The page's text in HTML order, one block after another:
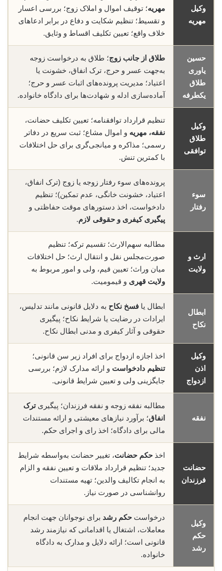
وکیل
مهریه
مهریه؛ توقیف اموال و املاک زوج؛ بررسی اعسار
و تقسیط؛ تنظیم شکایت و دفاع در برابر ادعاهای
خلاف واقع؛ تعیین تکلیف اقساط و وثایق.
حسین
یاوری
طلاق
یکطرفه
طلاق از جانب زوج؛ طلاق به درخواست زوجه
به‌جهت عسر و حرج، ترک انفاق، خشونت یا
اعتیاد؛ مدیریت پرونده‌های اثبات عسر و حرج؛
آماده‌سازی ادله و شهادت‌ها برای دادگاه خانواده.
وکیل
طلاق
توافقی
تنظیم قرارداد توافقنامه؛ تعیین تکلیف حضانت،
نفقه، مهریه و اموال مشاع؛ ثبت سریع در دفاتر
رسمی؛ مذاکره و میانجی‌گری برای حل اختلافات
با کمترین تنش.
سوء
رفتار
پرونده‌های سوء رفتار زوجه یا زوج (ترک انفاق،
اعتیاد، خشونت خانگی، عدم تمکین)؛ تنظیم
دادخواست، اخذ دستورهای موقت حفاظتی و
پیگیری کیفری و حقوقی لازم.
ارث و
ولایت
مطالبه سهم‌الارث؛ تقسیم ترکه؛ تنظیم
صورت‌مجلس نقل و انتقال ارث؛ حل اختلافات
میان وراث؛ تعیین قیم، ولی و امور مربوط به
ولایت قهری و قیمومیت.
ابطال
نکاح
ابطال یا فسخ نکاح به دلایل قانونی مانند تدلیس،
ایرادات در رضایت یا شرایط نکاح؛ پیگیری
حقوقی و آثار کیفری و مدنی ابطال نکاح.
وکیل
اذن
ازدواج
اخذ اجازه ازدواج برای افراد زیر سن قانونی؛
تنظیم دادخواست و ارائه مدارک لازم؛ بررسی
جایگزینی ولی و تعیین شرایط قانونی.
نفقه
مطالبه نفقه زوجه و نفقه فرزندان؛ پیگیریترک
انفاق؛ برآورد نیازهای معیشتی و ارائه مستندات
مالی برای دادگاه؛ اخذ رای و اجرای حکم.
حضانت
فرزندان
اخذ حکم حضانت، تغییر حضانت به‌واسطه شرایط
جدید؛ تنظیم قرارداد ملاقات و تعیین نفقه و الزام
به انجام تکالیف والدین؛ تهیه مستندات
روانشناسی در صورت نیاز.
وکیل
حکم
رشد
درخواست حکم رشد برای نوجوانان جهت انجام
معاملات، اشتغال یا اقداماتی که نیازمند رشد
قانونی است؛ ارائه دلایل و مدارک به دادگاه
خانواده.